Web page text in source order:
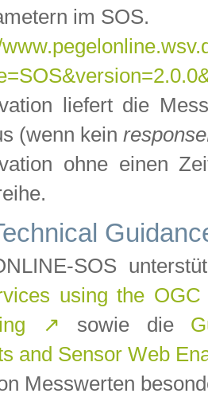
im SOS.
liefert die
(wenn kein
ohne einen
SOS
using the
↗ sowie die
and Sensor Web
Messwerten